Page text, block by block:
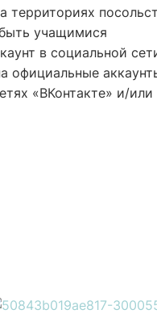
территориях
учащимися
в социальной
официальные
«ВКонтакте» и/или